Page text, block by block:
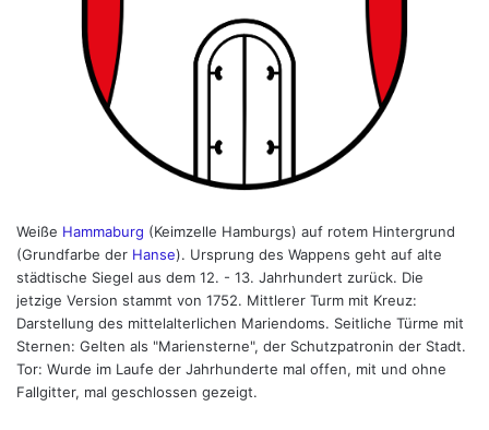
Weiße Hammaburg (Keimzelle Hamburgs) auf rotem Hintergrund
(Grundfarbe der Hanse). Ursprung des Wappens geht auf alte
städtische Siegel aus dem 12. - 13. Jahrhundert zurück. Die
jetzige Version stammt von 1752. Mittlerer Turm mit Kreuz:
Darstellung des mittelalterlichen Mariendoms. Seitliche Türme mit
Sternen: Gelten als "Mariensterne", der Schutzpatronin der Stadt.
Tor: Wurde im Laufe der Jahrhunderte mal offen, mit und ohne
Fallgitter, mal geschlossen gezeigt.